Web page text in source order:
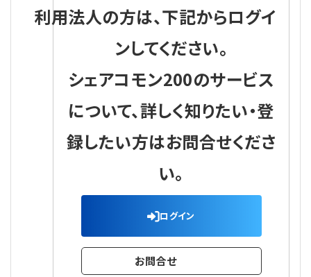
利用法人の方は、下記からログイ
ンしてください。
シェアコモン200のサービス
について、詳しく知りたい・登
録したい方はお問合せくださ
い。
ログイン
お問合せ